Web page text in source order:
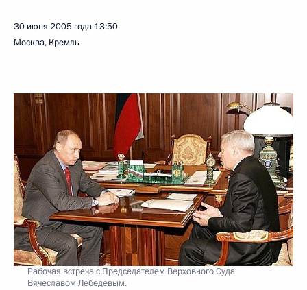
30 июня 2005 года 13:50
Москва, Кремль
Рабочая встреча с Председателем Верховного Суда
Вячеславом Лебедевым.